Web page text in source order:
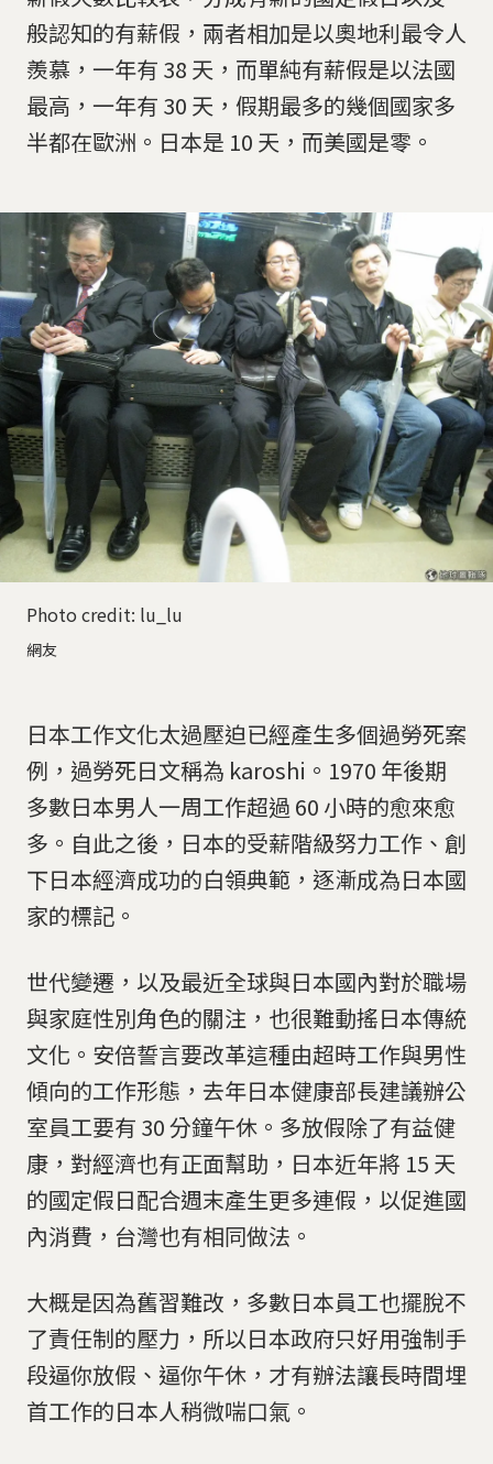
般認知的有薪假，兩者相加是以奧地利最令人
羨慕，一年有 38 天，而單純有薪假是以法國
最高，一年有 30 天，假期最多的幾個國家多
半都在歐洲。日本是 10 天，而美國是零。
Photo credit: lu_lu
網友
日本工作文化太過壓迫已經產生多個過勞死案
例，過勞死日文稱為 karoshi。1970 年後期
多數日本男人一周工作超過 60 小時的愈來愈
多。自此之後，日本的受薪階級努力工作、創
下日本經濟成功的白領典範，逐漸成為日本國
家的標記。
世代變遷，以及最近全球與日本國內對於職場
與家庭性別角色的關注，也很難動搖日本傳統
文化。安倍誓言要改革這種由超時工作與男性
傾向的工作形態，去年日本健康部長建議辦公
室員工要有 30 分鐘午休。多放假除了有益健
康，對經濟也有正面幫助，日本近年將 15 天
的國定假日配合週末產生更多連假，以促進國
內消費，台灣也有相同做法。
大概是因為舊習難改，多數日本員工也擺脫不
了責任制的壓力，所以日本政府只好用強制手
段逼你放假、逼你午休，才有辦法讓長時間埋
首工作的日本人稍微喘口氣。